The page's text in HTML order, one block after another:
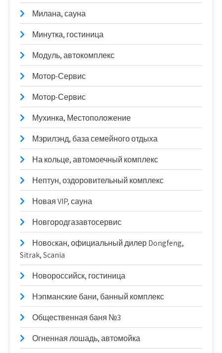
Милана, сауна
Минутка, гостиница
Модуль, автокомплекс
Мотор-Сервис
Мотор-Сервис
Мухинка, Местоположение
Мэрилэнд, база семейного отдыха
На кольце, автомоечный комплекс
Нептун, оздоровительный комплекс
Новая VIP, сауна
Новгородгазавтосервис
Новоcкан, официальный дилер Dongfeng,
Sitrak, Scania
Новороссийск, гостиница
Нэпманские бани, банный комплекс
Общественная баня №3
Огненная лошадь, автомойка